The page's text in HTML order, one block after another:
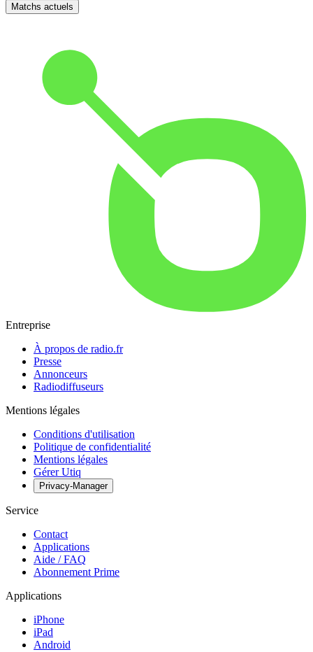
Matchs actuels
Entreprise
À propos de radio.fr
Presse
Annonceurs
Radiodiffuseurs
Mentions légales
Conditions d'utilisation
Politique de confidentialité
Mentions légales
Gérer Utiq
Privacy-Manager
Service
Contact
Applications
Aide / FAQ
Abonnement Prime
Applications
iPhone
iPad
Android